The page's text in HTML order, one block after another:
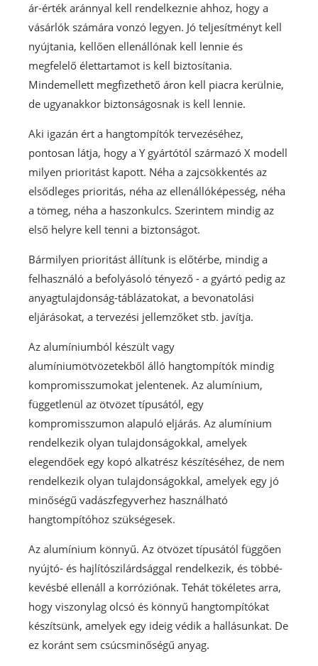
ár-érték aránnyal kell rendelkeznie ahhoz, hogy a
vásárlók számára vonzó legyen. Jó teljesítményt kell
nyújtania, kellően ellenállónak kell lennie és
megfelelő élettartamot is kell biztosítania.
Mindemellett megfizethető áron kell piacra kerülnie,
de ugyanakkor biztonságosnak is kell lennie.
Aki igazán ért a hangtompítók tervezéséhez,
pontosan látja, hogy a Y gyártótól származó X modell
milyen prioritást kapott. Néha a zajcsökkentés az
elsődleges prioritás, néha az ellenállóképesség, néha
a tömeg, néha a haszonkulcs. Szerintem mindig az
első helyre kell tenni a biztonságot.
Bármilyen prioritást állítunk is előtérbe, mindig a
felhasználó a befolyásoló tényező - a gyártó pedig az
anyagtulajdonság-táblázatokat, a bevonatolási
eljárásokat, a tervezési jellemzőket stb. javítja.
Az alumíniumból készült vagy
alumíniumötvözetekből álló hangtompítók mindig
kompromisszumokat jelentenek. Az alumínium,
függetlenül az ötvözet típusától, egy
kompromisszumon alapuló eljárás. Az alumínium
rendelkezik olyan tulajdonságokkal, amelyek
elegendőek egy kopó alkatrész készítéséhez, de nem
rendelkezik olyan tulajdonságokkal, amelyek egy jó
minőségű vadászfegyverhez használható
hangtompítóhoz szükségesek.
Az alumínium könnyű. Az ötvözet típusától függően
nyújtó- és hajlítószilárdsággal rendelkezik, és többé-
kevésbé ellenáll a korróziónak. Tehát tökéletes arra,
hogy viszonylag olcsó és könnyű hangtompítókat
készítsünk, amelyek egy ideig védik a hallásunkat. De
ez koránt sem csúcsminőségű anyag.